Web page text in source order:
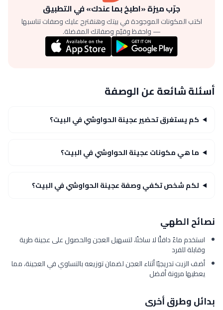
جرّب ميزة «اطبخ بما عندك» في التطبيق
اكتب المكونات الموجودة في بيتك وهنقترح عليك وصفات تناسبها
— واحفظ وقيّم وصفاتك المفضلة.
أسئلة شائعة عن الوصفة
كم يستغرق تحضير عجينة الحواوشي في البيت؟
ما هي مكونات عجينة الحواوشي في البيت؟
لكم شخص تكفي وصفة عجينة الحواوشي في البيت؟
نصائح الطهي
استخدم ماءً دافئًا لا ساخنًا، لتسهيل العجن والحصول على عجينة طرية
وقابلة للفرد
أضف الزيت تدريجيًا أثناء العجن لضمان توزيعه بالتساوي في العجينة، مما
يعطيها مرونة أفضل
بدائل وطرق أخرى